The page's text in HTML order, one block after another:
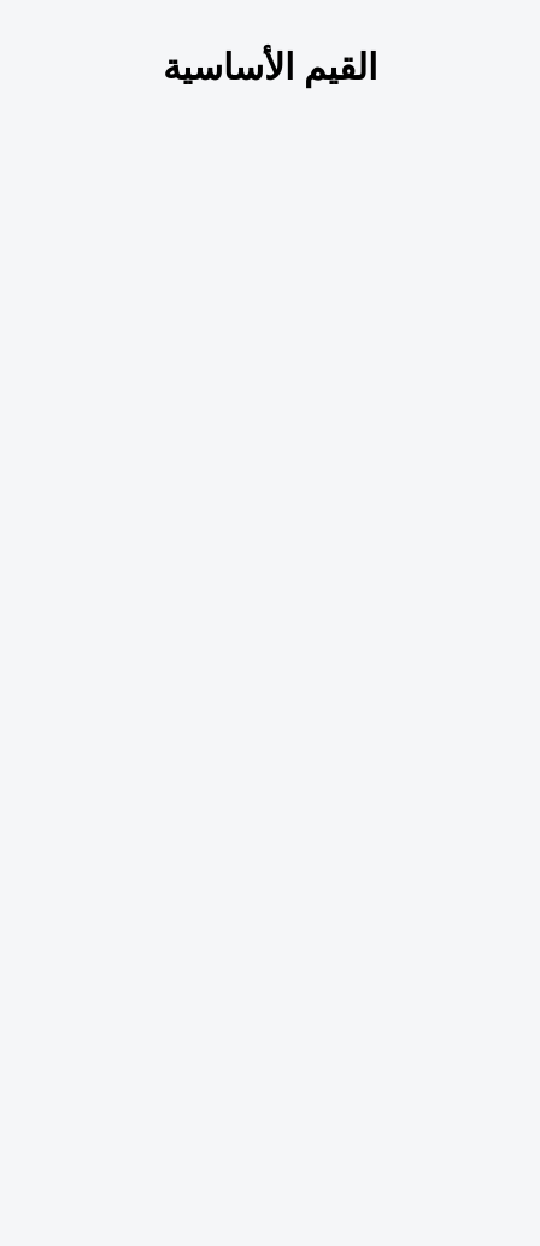
القيم الأساسية